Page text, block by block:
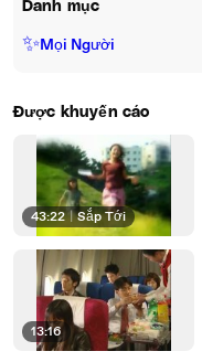
Danh mục
✨Mọi Người
Được khuyến cáo
43:22 | Sắp Tới
13:16